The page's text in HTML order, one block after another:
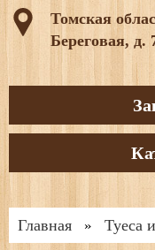
Томская
Береговая, д.
Главная » Туеса